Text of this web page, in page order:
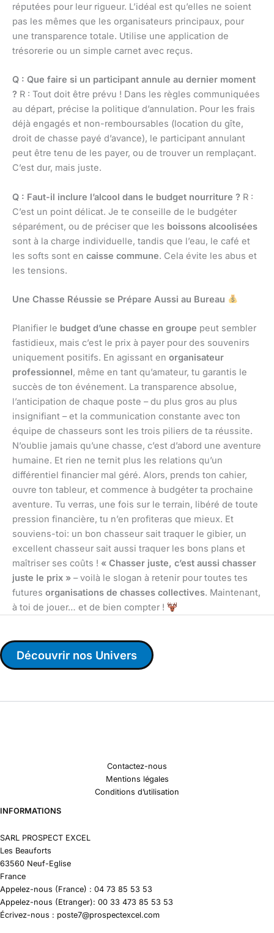
réputées pour leur rigueur. L’idéal est qu’elles ne soient
pas les mêmes que les organisateurs principaux, pour
une transparence totale. Utilise une application de
trésorerie ou un simple carnet avec reçus.
Q : Que faire si un participant annule au dernier moment
? R : Tout doit être prévu ! Dans les règles communiquées
au départ, précise la politique d’annulation. Pour les frais
déjà engagés et non-remboursables (location du gîte,
droit de chasse payé d’avance), le participant annulant
peut être tenu de les payer, ou de trouver un remplaçant.
C’est dur, mais juste.
Q : Faut-il inclure l’alcool dans le budget nourriture ? R :
C’est un point délicat. Je te conseille de le budgéter
séparément, ou de préciser que les boissons alcoolisées
sont à la charge individuelle, tandis que l’eau, le café et
les softs sont en caisse commune. Cela évite les abus et
les tensions.
Une Chasse Réussie se Prépare Aussi au Bureau
Planifier le budget d’une chasse en groupe peut sembler
fastidieux, mais c’est le prix à payer pour des souvenirs
uniquement positifs. En agissant en organisateur
professionnel, même en tant qu’amateur, tu garantis le
succès de ton événement. La transparence absolue,
l’anticipation de chaque poste – du plus gros au plus
insignifiant – et la communication constante avec ton
équipe de chasseurs sont les trois piliers de ta réussite.
N’oublie jamais qu’une chasse, c’est d’abord une aventure
humaine. Et rien ne ternit plus les relations qu’un
différentiel financier mal géré. Alors, prends ton cahier,
ouvre ton tableur, et commence à budgéter ta prochaine
aventure. Tu verras, une fois sur le terrain, libéré de toute
pression financière, tu n’en profiteras que mieux. Et
souviens-toi: un bon chasseur sait traquer le gibier, un
excellent chasseur sait aussi traquer les bons plans et
maîtriser ses coûts ! « Chasser juste, c’est aussi chasser
juste le prix » – voilà le slogan à retenir pour toutes tes
futures organisations de chasses collectives. Maintenant,
à toi de jouer… et de bien compter !
Découvrir nos Univers
Contactez-nous
Mentions légales
Conditions d’utilisation
INFORMATIONS
SARL PROSPECT EXCEL
Les Beauforts
63560 Neuf-Eglise
France
Appelez-nous (France) : 04 73 85 53 53
Appelez-nous (Etranger): 00 33 473 85 53 53
Écrivez-nous : poste7@prospectexcel.com